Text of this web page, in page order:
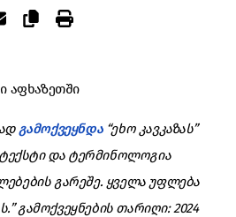
აფხაზეთში
გამოქვეყნდა “ეხო კავკაზას”
და ტერმინოლოგია
გარეშე. ყველა უფლება
გამოქვეყნების თარიღი: 2024